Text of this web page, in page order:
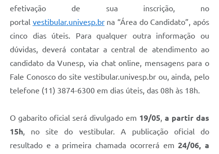
efetivação de sua inscrição, no
portal vestibular.univesp.brna “Área do Candidato”, após
cinco dias úteis. Para qualquer outra informação ou
dúvidas, deverá contatar a central de atendimento ao
candidato da Vunesp, via chat online, mensagens para o
Fale Conosco do site vestibular.univesp.br ou, ainda, pelo
telefone (11) 3874-6300 em dias úteis, das 08h às 18h.
O gabarito oficial será divulgado em 19/05, a partir das
15h, no site do vestibular. A publicação oficial do
resultado e a primeira chamada ocorrerá em24/06, a